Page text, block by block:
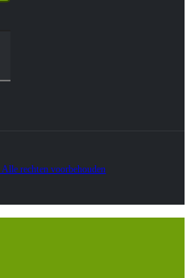
rechten voorbehouden